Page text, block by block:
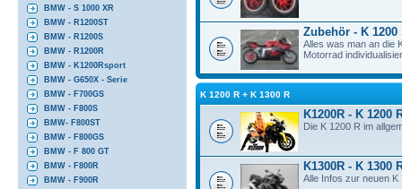
BMW - S 1000 XR
BMW - R1200ST
BMW - R1200S
BMW - R1200R
BMW - K1200Rsport
BMW - G650X - Serie
BMW - F700GS
BMW - F800S
BMW- F800ST
BMW - F800GS
BMW - F 800 GT
BMW - F800R
BMW - F900R
Zubehör - K 1200
Alles was man an die
Motorrad
K 1200 R + K 1300 R
K1200R - K 1200
Die K 1200 R im
K1300R - K 1300
Alle Infos zur neuen K